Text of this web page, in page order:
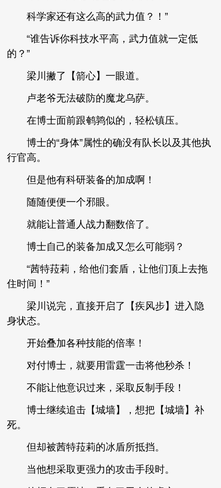
科学家还有这么高的武力值？！”
“谁告诉你科技水平高，武力值就一定低
的？”
梁川撇了【箭心】一眼道。
卢老爷无法破防的魔龙乌萨。
在博士面前跟鹌鹑似的，轻松镇压。
博士的“身体”属性的确没有队长以及其他执
行官高。
但是他有科研装备的加成啊！
随随便便一个邪眼。
就能让普通人战力翻数倍了。
博士自己的装备加成又怎么可能弱？
“茜特菈莉，给他们套盾，让他们顶上去拖
住时间！”
梁川说完，直接开启了【疾风步】进入隐
身状态。
开始叠加各种技能的倍率！
对付博士，就要用雷霆一击将他秒杀！
不能让他意识过来，采取反制手段！
博士继续追击【城墙】，想把【城墙】补
死。
但却被茜特菈莉的冰盾所抵挡。
当他想采取更强力的攻击手段时。